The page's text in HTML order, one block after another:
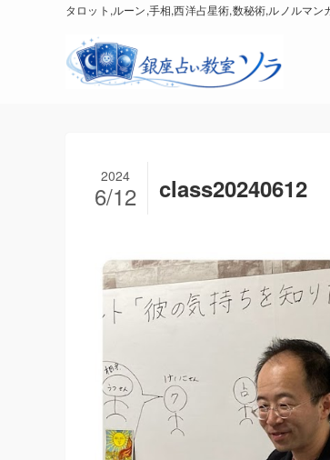
タロット,ルーン,手相,西洋占星術,数秘術,ルノルマ
class20240612
2024
6/12